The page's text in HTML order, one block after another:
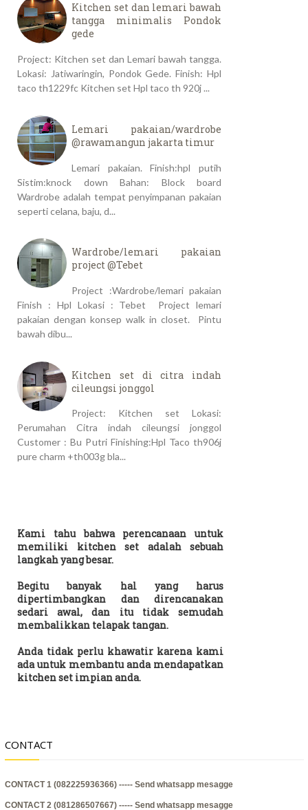
Kitchen set dan lemari bawah
tangga minimalis Pondok
gede
Project: Kitchen set dan Lemari bawah tangga.
Lokasi: Jatiwaringin, Pondok Gede. Finish: Hpl
taco th1229fc Kitchen set Hpl taco th 920j ...
Lemari pakaian/wardrobe
@rawamangun jakarta timur
Lemari pakaian. Finish:hpl putih
Sistim:knock down Bahan: Block board
Wardrobe adalah tempat penyimpanan pakaian
seperti celana, baju, d...
Wardrobe/lemari pakaian
project @Tebet
Project :Wardrobe/lemari pakaian
Finish : Hpl Lokasi : Tebet Project lemari
pakaian dengan konsep walk in closet. Pintu
bawah dibu...
Kitchen set di citra indah
cileungsi jonggol
Project: Kitchen set Lokasi:
Perumahan Citra indah cileungsi jonggol
Customer : Bu Putri Finishing:Hpl Taco th906j
pure charm +th003g bla...
Kami tahu bahwa perencanaan untuk
memiliki kitchen set adalah sebuah
langkah yang besar.
Begitu banyak hal yang harus
dipertimbangkan dan direncanakan
sedari awal, dan itu tidak semudah
membalikkan telapak tangan.
Anda tidak perlu khawatir karena kami
ada untuk membantu anda mendapatkan
kitchen set impian anda.
CONTACT
CONTACT 1 (082225936366) ----- Send whatsapp mesagge
CONTACT 2 (081286507667) ----- Send whatsapp mesagge